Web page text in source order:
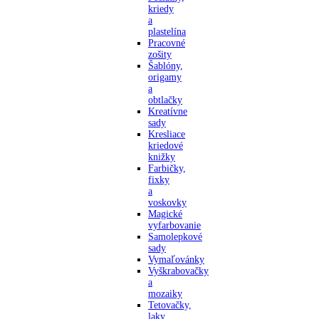
kriedy
a
plastelína
Pracovné
zošity
Šablóny,
origamy
a
obtlačky
Kreatívne
sady
Kresliace
kriedové
knižky
Farbičky,
fixky
a
voskovky
Magické
vyfarbovanie
Samolepkové
sady
Vymaľovánky
Vyškrabovačky
a
mozaiky
Tetovačky,
laky